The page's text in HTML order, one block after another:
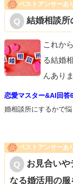
ベストアンサーあ
結婚相談所
これか
る結婚
んあり
恋愛マスター&AI回答
婚相談所にするかで
ベストアンサーあ
お見合いや
なる婚活用の